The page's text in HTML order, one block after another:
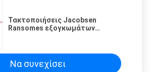
Τακτοποιήσεις Jacobsen
Ransomes εξογκωμάτων
Να συνεχίσει